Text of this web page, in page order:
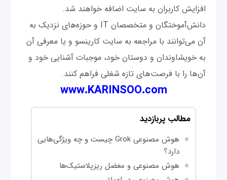
افزایش کاربران به سایت اضافه خواهند شد.
دانش‌آموختگان و متخصصان IT و حوزه‌های نزدیک به
آن می‌توانند با مراجعه به سایت کارینسو و یا معرفی آن
به خویشاوندان و دوستان خود، موجبات آشنایی خود و
آن‌ها را با فرصت‌های تازه شغلی فراهم کنند.
www.KARINSOO.com
مطالب پربازدید
هوش مصنوعی Grok چیست و چه ویژگی‌هایی
دارد؟
هوش مصنوعی و معضل ریزپلاستیک‌ها